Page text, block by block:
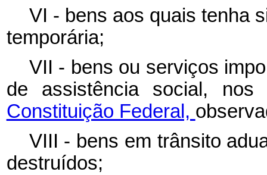
VI - bens aos quais tenha
temporária;
VII - bens ou serviços
de assistência social,
Constituição Federal,
VIII - bens em trânsito
destruídos;